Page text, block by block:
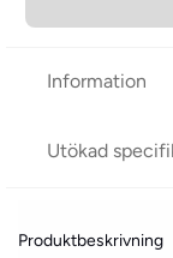
Information
Utökad
Produktbeskrivning